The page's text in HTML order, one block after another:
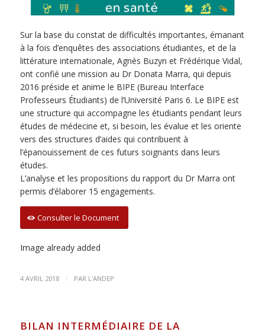
Sur la base du constat de difficultés importantes, émanant
à la fois d’enquêtes des associations étudiantes, et de la
littérature internationale, Agnès Buzyn et Frédérique Vidal,
ont confié une mission au Dr Donata Marra, qui depuis
2016 préside et anime le BIPE (Bureau Interface
Professeurs Étudiants) de l’Université Paris 6. Le BIPE est
une structure qui accompagne les étudiants pendant leurs
études de médecine et, si besoin, les évalue et les oriente
vers des structures d’aides qui contribuent à
l’épanouissement de ces futurs soignants dans leurs
études.
L’analyse et les propositions du rapport du Dr Marra ont
permis d’élaborer 15 engagements.
Consulter le Document
Image already added
4 AVRIL 2018 / PAR L'ANDEP
BILAN INTERMÉDIAIRE DE LA